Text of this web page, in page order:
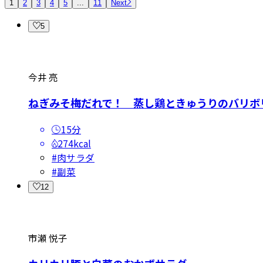
1 2 3 4 5 11 Next
5
今井 亮
ねぎみそ梅だれで！ 蒸し鶏ときゅうりのバリボ
15分
274kcal
#肉サラダ
#副菜
12
市瀬 悦子